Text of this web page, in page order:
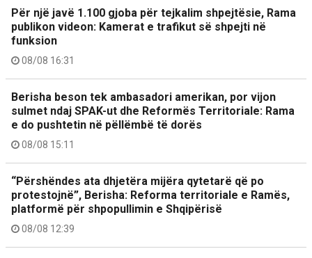
Për një javë 1.100 gjoba për tejkalim shpejtësie, Rama
publikon videon: Kamerat e trafikut së shpejti në
funksion
08/08 16:31
Berisha beson tek ambasadori amerikan, por vijon
sulmet ndaj SPAK-ut dhe Reformës Territoriale: Rama
e do pushtetin në pëllëmbë të dorës
08/08 15:11
“Përshëndes ata dhjetëra mijëra qytetarë që po
protestojnë”, Berisha: Reforma territoriale e Ramës,
platformë për shpopullimin e Shqipërisë
08/08 12:39